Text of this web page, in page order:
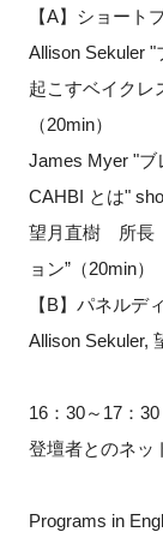
【A】ショート
Allison Sekuler
起こすベイクレ
（20min）
James Myer "ブ
CAHBI とは"
望月直樹 所長
ョン”（20min）
【B】パネルデ
Allison Sekuler,
16：30～17：30
登壇者とのネ
Programs in